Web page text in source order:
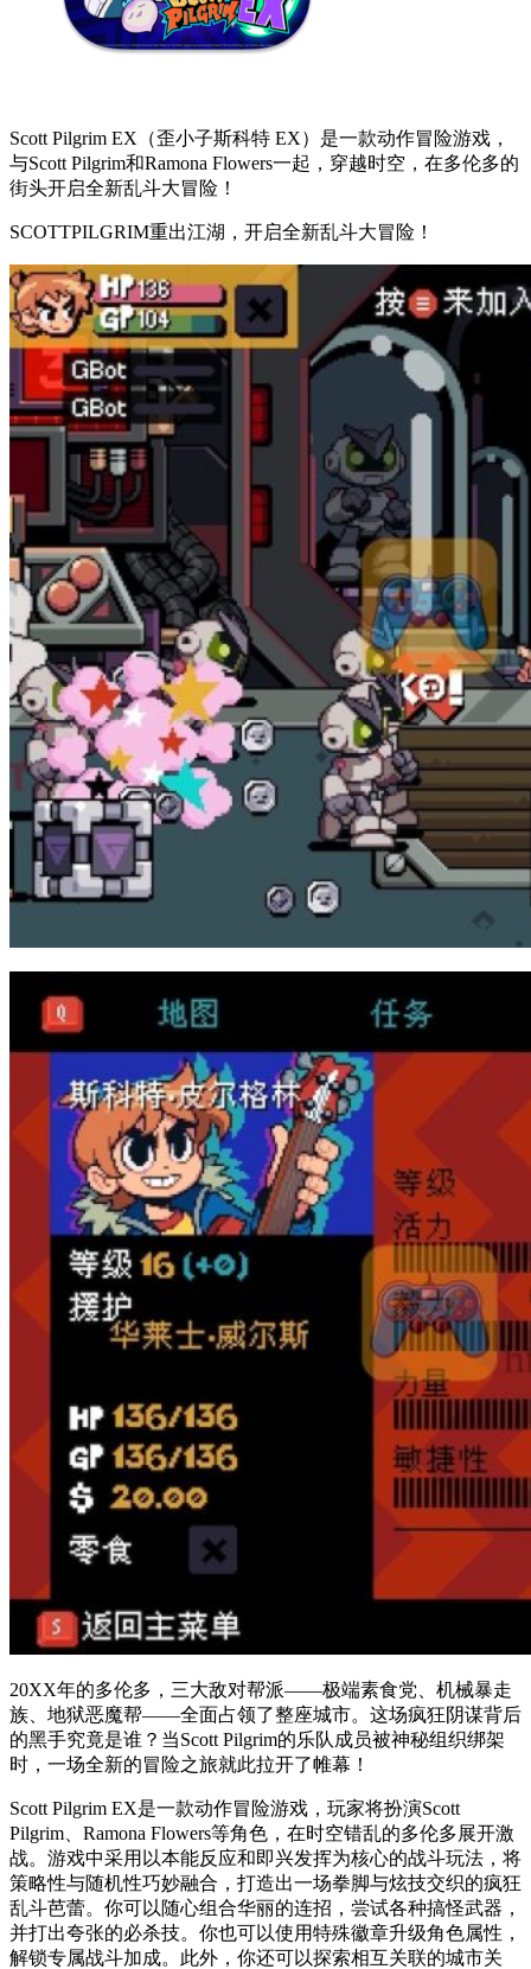
Scott Pilgrim EX（歪小子斯科特 EX）是一款动作冒险游戏，
与Scott Pilgrim和Ramona Flowers一起，穿越时空，在多伦多的
街头开启全新乱斗大冒险！
SCOTTPILGRIM重出江湖，开启全新乱斗大冒险！
20XX年的多伦多，三大敌对帮派——极端素食党、机械暴走
族、地狱恶魔帮——全面占领了整座城市。这场疯狂阴谋背后
的黑手究竟是谁？当Scott Pilgrim的乐队成员被神秘组织绑架
时，一场全新的冒险之旅就此拉开了帷幕！
Scott Pilgrim EX是一款动作冒险游戏，玩家将扮演Scott
Pilgrim、Ramona Flowers等角色，在时空错乱的多伦多展开激
战。游戏中采用以本能反应和即兴发挥为核心的战斗玩法，将
策略性与随机性巧妙融合，打造出一场拳脚与炫技交织的疯狂
乱斗芭蕾。你可以随心组合华丽的连招，尝试各种搞怪武器，
并打出夸张的必杀技。你也可以使用特殊徽章升级角色属性，
解锁专属战斗加成。此外，你还可以探索相互关联的城市关